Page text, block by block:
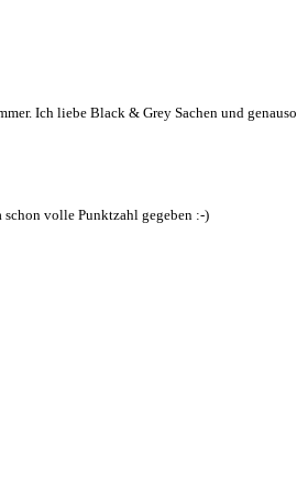
Ich liebe Black & Grey Sachen und genauso
volle Punktzahl gegeben :-)